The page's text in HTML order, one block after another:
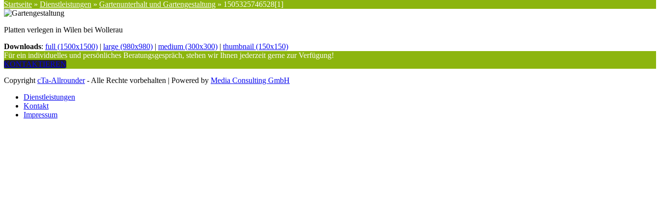
Startseite » Dienstleistungen » Gartenunterhalt und Gartengestaltung » 1505325746528[1]
Platten verlegen in Wilen bei Wollerau
Downloads: full (1500x1500) | large (980x980) | medium (300x300) | thumbnail (150x150)
Für ein individuelles und persönliches Beratungsgespräch, stehen wir Ihnen jederzeit gerne zur Verfügung!
KONTAKTIEREN
Copyright cTa-Allrounder- Alle Rechte vorbehalten | Powered by Media Consulting GmbH
Dienstleistungen
Kontakt
Impressum